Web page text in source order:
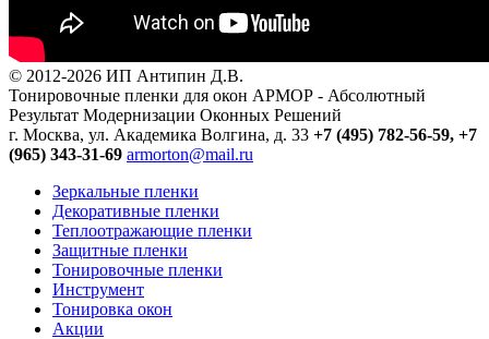
© 2012-2026 ИП Антипин Д.В.
Тонировочные пленки для окон АРМОР - Абсолютный
Результат Модернизации Оконных Решений
г. Москва, ул. Академика Волгина, д. 33 +7 (495) 782-56-59, +7
(965) 343-31-69 armorton@mail.ru
Зеркальные пленки
Декоративные пленки
Теплоотражающие пленки
Защитные пленки
Тонировочные пленки
Инструмент
Тонировка окон
Акции